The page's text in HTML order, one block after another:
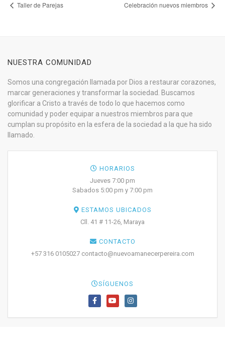
Taller de Parejas Celebración nuevos miembros
NUESTRA COMUNIDAD
Somos una congregación llamada por Dios a restaurar corazones,
marcar generaciones y transformar la sociedad. Buscamos
glorificar a Cristo a través de todo lo que hacemos como
comunidad y poder equipar a nuestros miembros para que
cumplan su propósito en la esfera de la sociedad a la que ha sido
llamado.
HORARIOS
Jueves 7:00 pm
Sabados 5:00 pm y 7:00 pm
ESTAMOS UBICADOS
Cll. 41 # 11-26, Maraya
CONTACTO
+57 316 0105027 contacto@nuevoamanecerpereira.com
SÍGUENOS